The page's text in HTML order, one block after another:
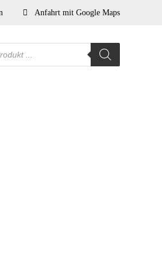
Anfahrt mit Google Maps